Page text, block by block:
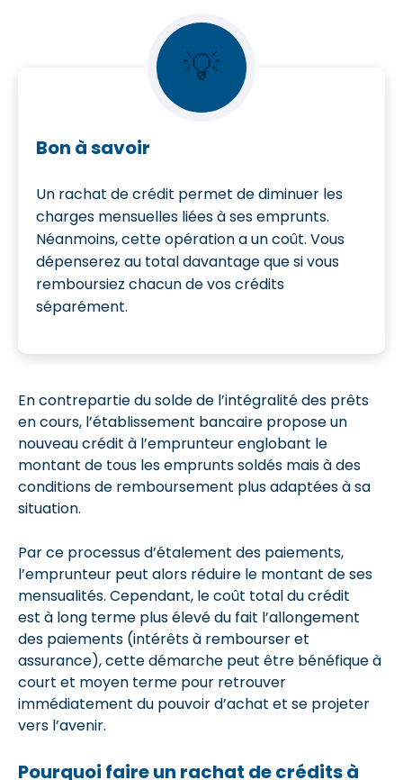
💡
Bon à savoir
Un rachat de crédit permet de diminuer les
charges mensuelles liées à ses emprunts.
Néanmoins, cette opération a un coût. Vous
dépenserez au total davantage que si vous
remboursiez chacun de vos crédits
séparément.
En contrepartie du solde de l’intégralité des prêts
en cours, l’établissement bancaire propose un
nouveau crédit à l’emprunteur englobant le
montant de tous les emprunts soldés mais à des
conditions de remboursement plus adaptées à sa
situation.
Par ce processus d’étalement des paiements,
l’emprunteur peut alors réduire le montant de ses
mensualités. Cependant, le coût total du crédit
est à long terme plus élevé du fait l’allongement
des paiements (intérêts à rembourser et
assurance), cette démarche peut être bénéfique à
court et moyen terme pour retrouver
immédiatement du pouvoir d’achat et se projeter
vers l’avenir.
Pourquoi faire un rachat de crédits à